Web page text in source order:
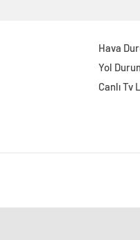
Hava
Yol
Canlı Tv